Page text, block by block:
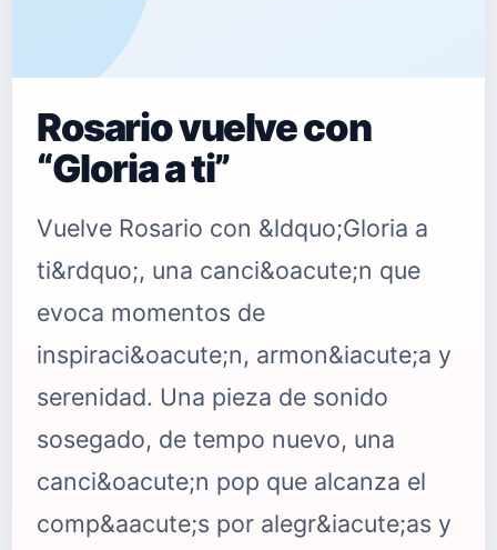
Rosario vuelve con
“Gloria a ti”
Vuelve Rosario con &ldquo;Gloria a
ti&rdquo;, una canci&oacute;n que
evoca momentos de
inspiraci&oacute;n, armon&iacute;a y
serenidad. Una pieza de sonido
sosegado, de tempo nuevo, una
canci&oacute;n pop que alcanza el
comp&aacute;s por alegr&iacute;as y